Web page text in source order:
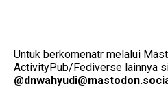
Untuk berkomenatr melalui
ActivityPub/Fediverse lainnya
@